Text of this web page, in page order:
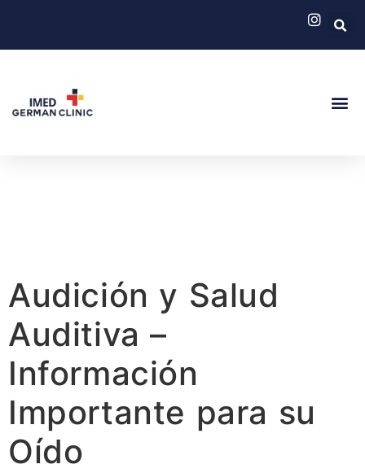
Audición y Salud
Auditiva –
Información
Importante para su
Oído